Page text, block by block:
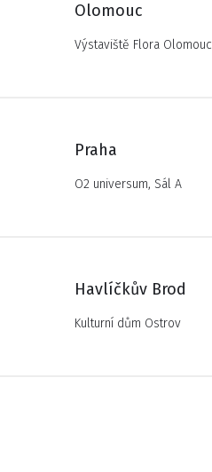
Olomouc
Výstaviště Flora Olomouc
Praha
O2 universum, Sál A
Havlíčkův Brod
Kulturní dům Ostrov